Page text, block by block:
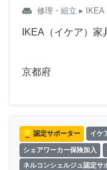
weekend 修理・組立 ▸ IKEA
IKEA（イケア）家
京都府
認定サポーター イケ
シェアワーカー保険加入
ネルコンシェルジュ認定サ